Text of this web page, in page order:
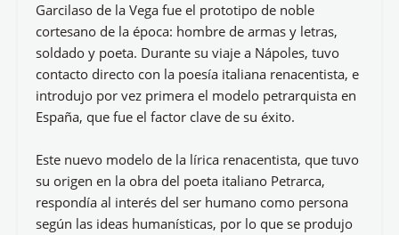
Garcilaso de la Vega fue el prototipo de noble
cortesano de la época: hombre de armas y letras,
soldado y poeta. Durante su viaje a Nápoles, tuvo
contacto directo con la poesía italiana renacentista, e
introdujo por vez primera el modelo petrarquista en
España, que fue el factor clave de su éxito.
Este nuevo modelo de la lírica renacentista, que tuvo
su origen en la obra del poeta italiano Petrarca,
respondía al interés del ser humano como persona
según las ideas humanísticas, por lo que se produjo